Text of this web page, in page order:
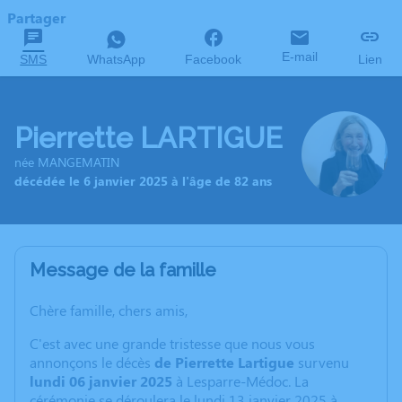
Partager
SMS WhatsApp Facebook E-mail Lien
Pierrette LARTIGUE
née MANGEMATIN
décédée le 6 janvier 2025 à l'âge de 82 ans
Message de la famille
Chère famille, chers amis,
C'est avec une grande tristesse que nous vous
annonçons le décès de Pierrette Lartigue survenu
lundi 06 janvier 2025 à Lesparre-Médoc. La